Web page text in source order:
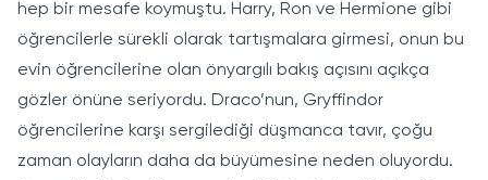
hep bir mesafe koymuştu. Harry, Ron ve Hermione gibi
öğrencilerle sürekli olarak tartışmalara girmesi, onun bu
evin öğrencilerine olan önyargılı bakış açısını açıkça
gözler önüne seriyordu. Draco’nun, Gryffindor
öğrencilerine karşı sergilediği düşmanca tavır, çoğu
zaman olayların daha da büyümesine neden oluyordu.